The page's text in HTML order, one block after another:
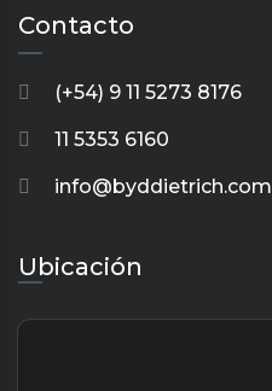
Contacto
(+54) 9 11 5273 8176
11 5353 6160
info@byddietrich.com
Ubicación